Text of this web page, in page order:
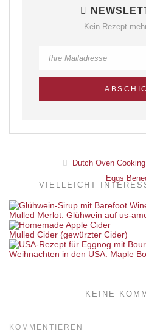
Kein Rezept
Dutch Oven
Eggs
VIELLEICHT
Mulled Merlot: Glühwein auf us-
Mulled Cider (gewürzter Cider)
Weihnachten in den USA: Maple
KEINE
KOMMENTIEREN